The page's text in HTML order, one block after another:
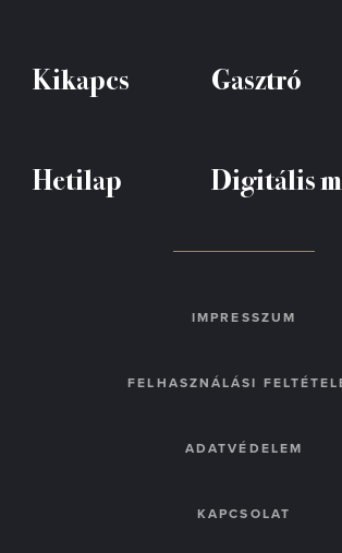
Kikapcs Gasztró
Hetilap Digitális
IMPRESSZUM
FELHASZNÁLÁSI
ADATVÉDELEM
KAPCSOLAT